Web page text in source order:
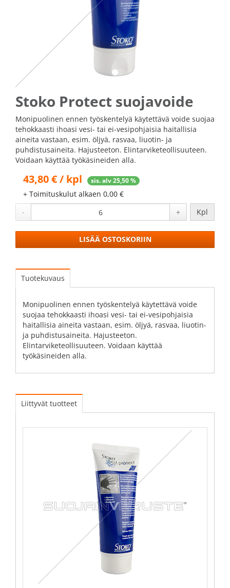
Stoko Protect suojavoide
Monipuolinen ennen työskentelyä käytettävä voide suojaa
tehokkaasti ihoasi vesi- tai ei-vesipohjaisia haitallisia
aineita vastaan, esim. öljyä, rasvaa, liuotin- ja
puhdistusaineita. Hajusteeton. Elintarviketeollisuuteen.
Voidaan käyttää työkäsineiden alla.
43,80 € / kpl sis. alv 25,50 %
+ Toimituskulut alkaen 0,00 €
-
+ Kpl
LISÄÄ OSTOSKORIIN
Tuotekuvaus
Monipuolinen ennen työskentelyä käytettävä voide
suojaa tehokkaasti ihoasi vesi- tai ei-vesipohjaisia
haitallisia aineita vastaan, esim. öljyä, rasvaa, liuotin-
ja puhdistusaineita. Hajusteeton.
Elintarviketeollisuuteen. Voidaan käyttää
työkäsineiden alla.
Liittyvät tuotteet